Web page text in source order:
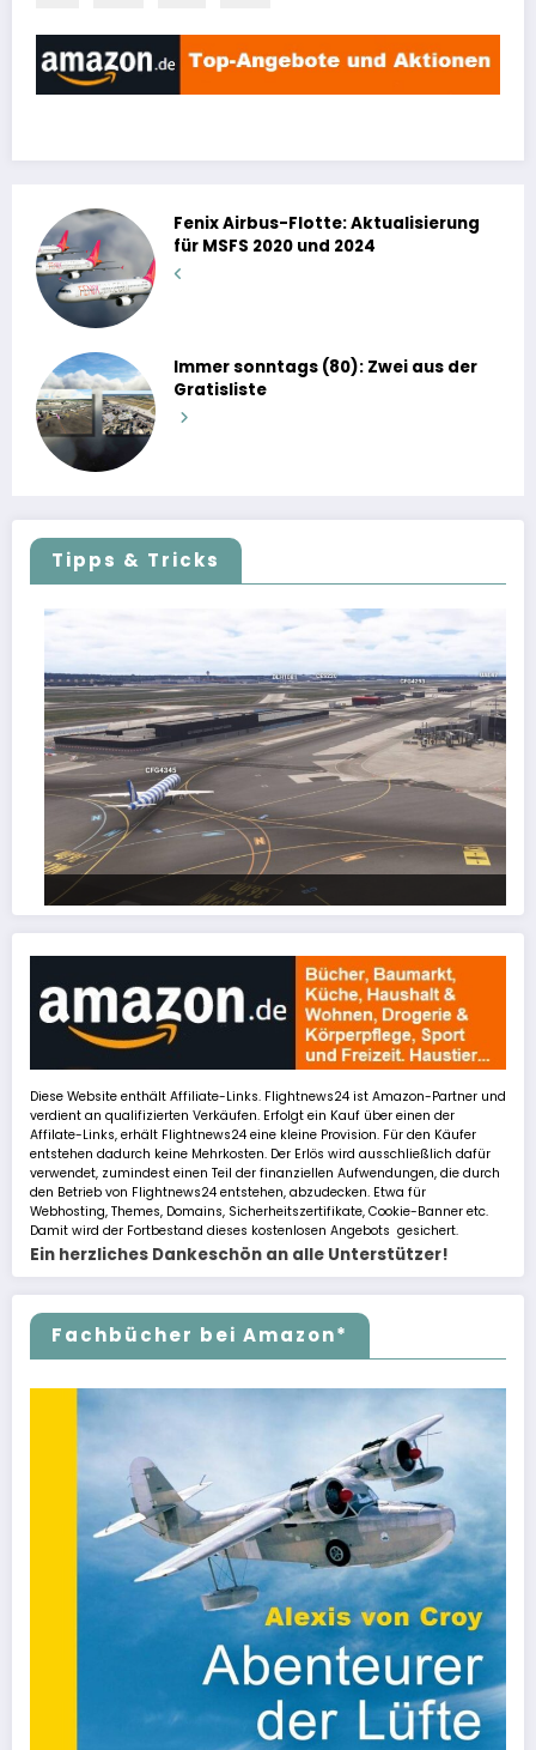
Fenix Airbus-Flotte: Aktualisierung
für MSFS 2020 und 2024
Immer sonntags (80): Zwei aus der
Gratisliste
Tipps & Tricks
FSLTL Traffic: Tipps und Tricks, damit es klappt!
Diese Website enthält Affiliate-Links. Flightnews24 ist Amazon-Partner und
verdient an qualifizierten Verkäufen. Erfolgt ein Kauf über einen der
Affilate-Links, erhält Flightnews24 eine kleine Provision. Für den Käufer
entstehen dadurch keine Mehrkosten. Der Erlös wird ausschließlich dafür
verwendet, zumindest einen Teil der finanziellen Aufwendungen, die durch
den Betrieb von Flightnews24 entstehen, abzudecken. Etwa für
Webhosting, Themes, Domains, Sicherheitszertifikate, Cookie-Banner etc.
Damit wird der Fortbestand dieses kostenlosen Angebots gesichert.
Ein herzliches Dankeschön an alle Unterstützer!
Fachbücher bei Amazon*